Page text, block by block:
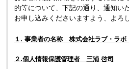
的等について、下記の通り、通知い
お申し込みくださいますよう、よろ
１. 事業者の名称 株式会社ラブ・ラ
２.個人情報保護管理者 三浦 啓司